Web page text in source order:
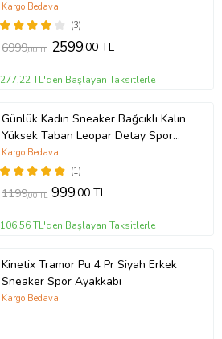
(3)
Kargo Bedava
6999,00 TL 2599,00 TL
277,22 TL'den Başlayan Taksitlerle
Günlük Kadın Sneaker Bağcıklı Kalın
Yüksek Taban Leopar Detay Spor
Ayakkabı 065 (Beyaz - Yeşil)
(1)
Kargo Bedava
1199,00 TL 999,00 TL
106,56 TL'den Başlayan Taksitlerle
Kinetix Tramor Pu 4 Pr Siyah Erkek
Sneaker Spor Ayakkabı
Kargo Bedava